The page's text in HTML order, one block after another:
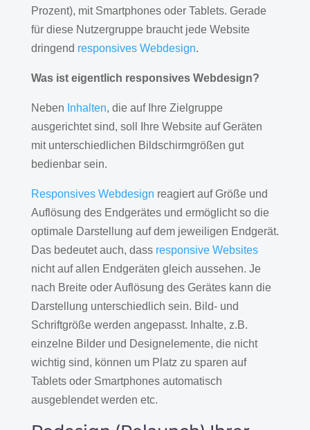
Prozent), mit Smartphones oder Tablets. Gerade
für diese Nutzergruppe braucht jede Website
dringend responsives Webdesign.
Was ist eigentlich responsives Webdesign?
Neben Inhalten, die auf Ihre Zielgruppe
ausgerichtet sind, soll Ihre Website auf Geräten
mit unterschiedlichen Bildschirmgrößen gut
bedienbar sein.
Responsives Webdesign reagiert auf Größe und
Auflösung des Endgerätes und ermöglicht so die
optimale Darstellung auf dem jeweiligen Endgerät.
Das bedeutet auch, dass responsive Websites
nicht auf allen Endgeräten gleich aussehen. Je
nach Breite oder Auflösung des Gerätes kann die
Darstellung unterschiedlich sein. Bild- und
Schriftgröße werden angepasst. Inhalte, z.B.
einzelne Bilder und Designelemente, die nicht
wichtig sind, können um Platz zu sparen auf
Tablets oder Smartphones automatisch
ausgeblendet werden etc.